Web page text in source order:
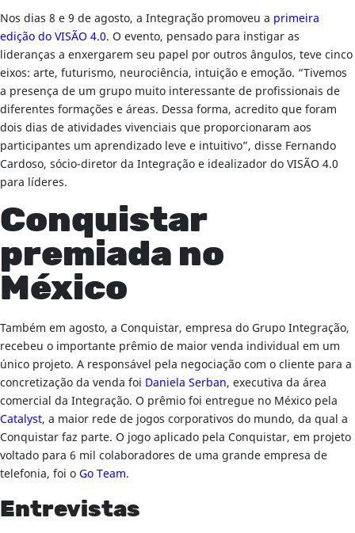
Nos dias 8 e 9 de agosto, a Integração promoveu a primeira
edição do VISÃO 4.0. O evento, pensado para instigar as
lideranças a enxergarem seu papel por outros ângulos, teve cinco
eixos: arte, futurismo, neurociência, intuição e emoção. “Tivemos
a presença de um grupo muito interessante de profissionais de
diferentes formações e áreas. Dessa forma, acredito que foram
dois dias de atividades vivenciais que proporcionaram aos
participantes um aprendizado leve e intuitivo”, disse Fernando
Cardoso, sócio-diretor da Integração e idealizador do VISÃO 4.0
para líderes.
Conquistar
premiada no
México
Também em agosto, a Conquistar, empresa do Grupo Integração,
recebeu o importante prêmio de maior venda individual em um
único projeto. A responsável pela negociação com o cliente para a
concretização da venda foi Daniela Serban, executiva da área
comercial da Integração. O prêmio foi entregue no México pela
Catalyst, a maior rede de jogos corporativos do mundo, da qual a
Conquistar faz parte. O jogo aplicado pela Conquistar, em projeto
voltado para 6 mil colaboradores de uma grande empresa de
telefonia, foi oGo Team.
Entrevistas